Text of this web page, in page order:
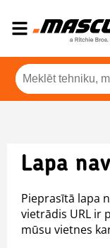
Lapa
Pieprasītā lapa
vietrādis URL ir
mūsu vietnes